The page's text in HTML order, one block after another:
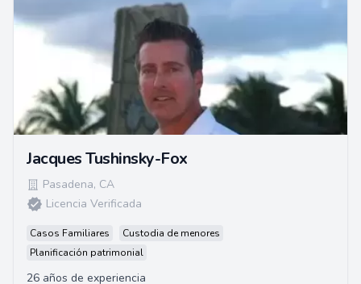
Jacques Tushinsky-Fox
Pasadena, CA
Licencia Verificada
Casos Familiares
Custodia de menores
Planificación patrimonial
26 años de experiencia